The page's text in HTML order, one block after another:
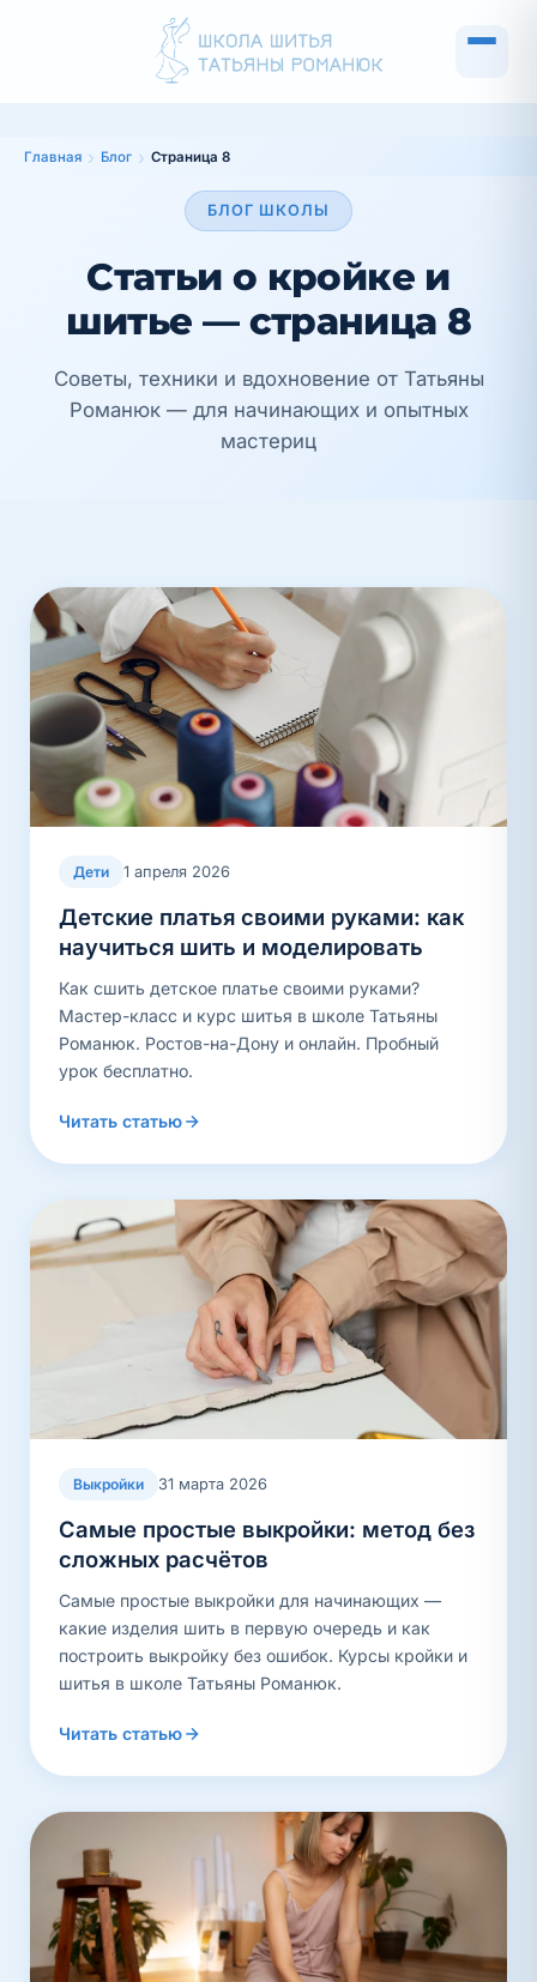
Главная Блог Страница 8
БЛОГ ШКОЛЫ
Статьи о кройке и
шитье — страница 8
Советы, техники и вдохновение от Татьяны
Романюк — для начинающих и опытных
мастериц
Дети 1 апреля 2026
Детские платья своими руками: как
научиться шить и моделировать
Как сшить детское платье своими руками?
Мастер-класс и курс шитья в школе Татьяны
Романюк. Ростов-на-Дону и онлайн. Пробный
урок бесплатно.
Читать статью
Выкройки 31 марта 2026
Самые простые выкройки: метод без
сложных расчётов
Самые простые выкройки для начинающих —
какие изделия шить в первую очередь и как
построить выкройку без ошибок. Курсы кройки и
шитья в школе Татьяны Романюк.
Читать статью